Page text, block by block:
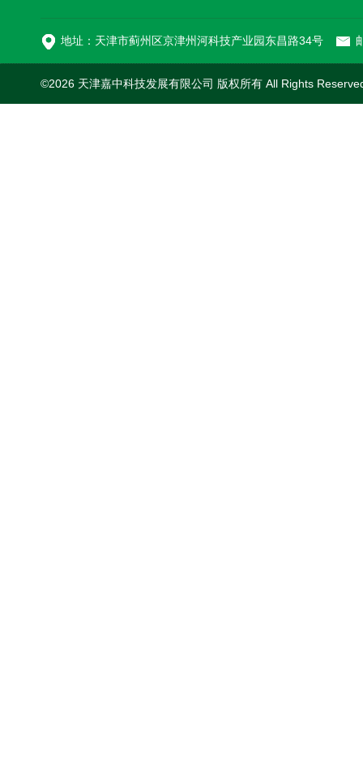
地址：天津市蓟州区京津州河科技产业园东昌路34号
©2026 天津嘉中科技发展有限公司 版权所有 All Rights